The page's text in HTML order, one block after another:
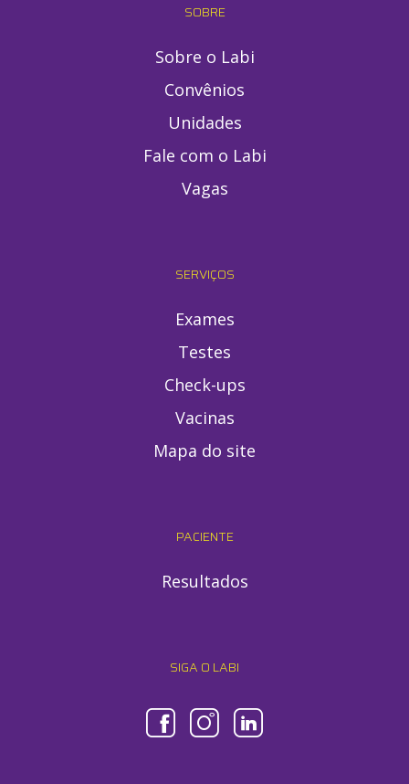
SOBRE
Sobre o Labi
Convênios
Unidades
Fale com o Labi
Vagas
SERVIÇOS
Exames
Testes
Check-ups
Vacinas
Mapa do site
PACIENTE
Resultados
SIGA O LABI